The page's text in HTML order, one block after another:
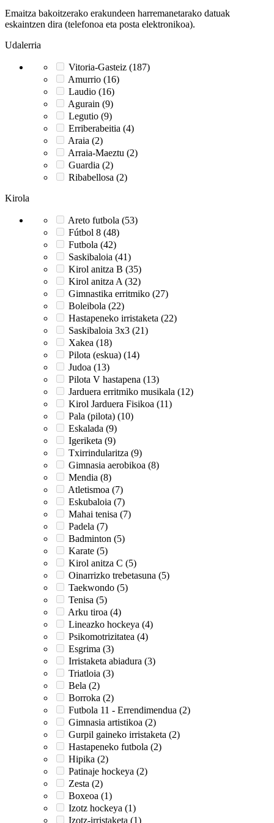
Emaitza bakoitzerako erakundeen harremanetarako datuak
eskaintzen dira (telefonoa eta posta elektronikoa).
Udalerria
Vitoria-Gasteiz (187)
Amurrio (16)
Laudio (16)
Agurain (9)
Legutio (9)
Erriberabeitia (4)
Araia (2)
Arraia-Maeztu (2)
Guardia (2)
Ribabellosa (2)
Kirola
Areto futbola (53)
Fútbol 8 (48)
Futbola (42)
Saskibaloia (41)
Kirol anitza B (35)
Kirol anitza A (32)
Gimnastika erritmiko (27)
Boleibola (22)
Hastapeneko irristaketa (22)
Saskibaloia 3x3 (21)
Xakea (18)
Pilota (eskua) (14)
Judoa (13)
Pilota V hastapena (13)
Jarduera erritmiko musikala (12)
Kirol Jarduera Fisikoa (11)
Pala (pilota) (10)
Eskalada (9)
Igeriketa (9)
Txirrindularitza (9)
Gimnasia aerobikoa (8)
Mendia (8)
Atletismoa (7)
Eskubaloia (7)
Mahai tenisa (7)
Padela (7)
Badminton (5)
Karate (5)
Kirol anitza C (5)
Oinarrizko trebetasuna (5)
Taekwondo (5)
Tenisa (5)
Arku tiroa (4)
Lineazko hockeya (4)
Psikomotrizitatea (4)
Esgrima (3)
Irristaketa abiadura (3)
Triatloia (3)
Bela (2)
Borroka (2)
Futbola 11 - Errendimendua (2)
Gimnasia artistikoa (2)
Gurpil gaineko irristaketa (2)
Hastapeneko futbola (2)
Hipika (2)
Patinaje hockeya (2)
Zesta (2)
Boxeoa (1)
Izotz hockeya (1)
Izotz-irristaketa (1)